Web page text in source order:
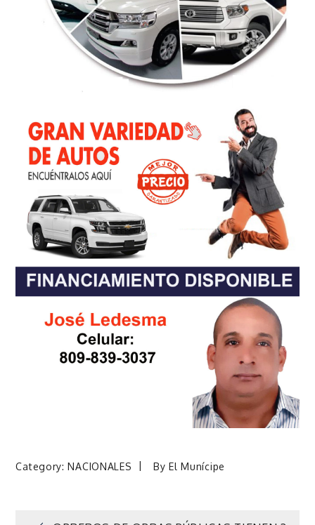
Category:NACIONALES ByEl Munícipe